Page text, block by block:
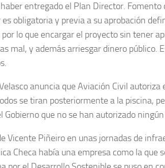
entregado el Plan Director. Fomento
obligatoria y previa a su aprobación
lo que encargar el proyecto sin tener
mal, y además arriesgar dinero público.
anuncia que Aviación Civil autoriza
se tiran posteriormente a la piscina,
que no se han autorizado
Vicente Piñeiro en unas jornadas de
Checa había una empresa como la que